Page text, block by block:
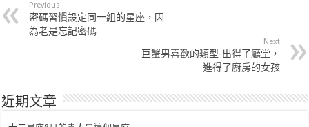
Previous
密碼習慣設定同一組的星座，因
為老是忘記密碼
Next
巨蟹男喜歡的類型-出得了廳堂，
進得了廚房的女孩
近期文章